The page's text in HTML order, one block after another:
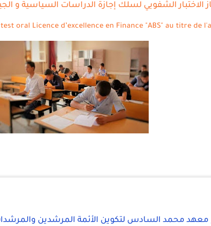
الاختبار الشفويي لسلك إجازة الدراسات السياسية و
oral Licence d’excellence en Finance "ABS" au titre de
معهد محمد السادس لتكوين الأئمة المرشدين